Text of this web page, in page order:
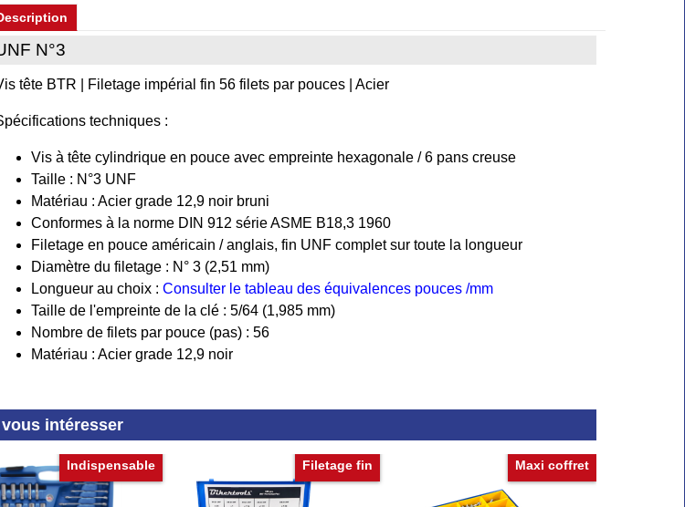
N°3
tête BTR | Filetage impérial fin 56 filets par pouces | Acier
techniques :
Vis à tête cylindrique en pouce avec empreinte hexagonale / 6 pans creuse
Taille : N°3 UNF
Matériau : Acier grade 12,9 noir bruni
Conformes à la norme DIN 912 série ASME B18,3 1960
Filetage en pouce américain / anglais, fin UNF complet sur toute la longueur
Diamètre du filetage : N° 3 (2,51 mm)
Longueur au choix : Consulter le tableau des équivalences pouces /mm
Taille de l'empreinte de la clé : 5/64 (1,985 mm)
Nombre de filets par pouce (pas) : 56
Matériau : Acier grade 12,9 noir
intéresser
Indispensable Filetage fin Maxi coffret